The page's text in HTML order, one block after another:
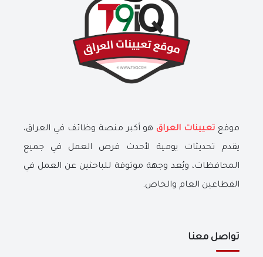
موقع تعيينات العراق هو أكبر منصة وظائف في العراق،
يقدم تحديثات يومية لأحدث فرص العمل في جميع
المحافظات، ويُعد وجهة موثوقة للباحثين عن العمل في
القطاعين العام والخاص.
تواصل معنا